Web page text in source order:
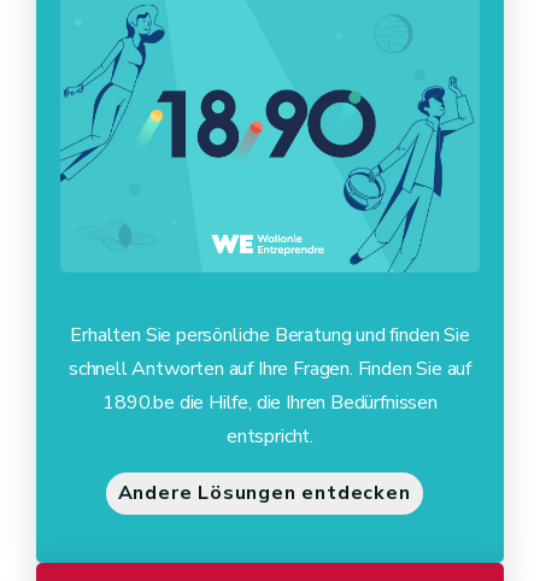
Erhalten Sie persönliche Beratung und finden Sie
schnell Antworten auf Ihre Fragen. Finden Sie auf
1890.be die Hilfe, die Ihren Bedürfnissen
entspricht.
Andere Lösungen entdecken